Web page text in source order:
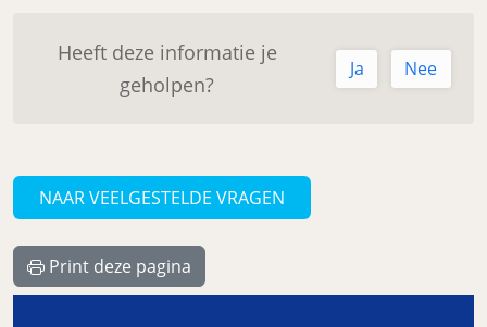
Heeft deze informatie je
geholpen?
Ja Nee
NAAR VEELGESTELDE VRAGEN
Print deze pagina